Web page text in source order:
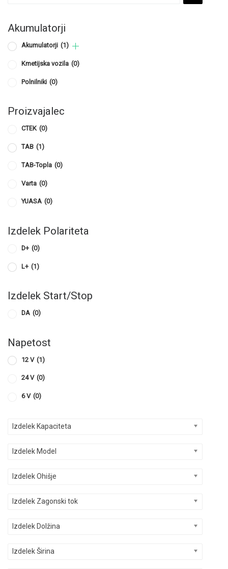
Akumulatorji
Akumulatorji (1)
Kmetijska vozila (0)
Polnilniki (0)
Proizvajalec
CTEK (0)
TAB (1)
TAB-Topla (0)
Varta (0)
YUASA (0)
Izdelek Polariteta
D+ (0)
L+ (1)
Izdelek Start/Stop
DA (0)
Napetost
12 V (1)
24 V (0)
6 V (0)
Izdelek Kapaciteta
Izdelek Model
Izdelek Ohišje
Izdelek Zagonski tok
Izdelek Dolžina
Izdelek Širina